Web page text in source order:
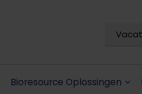
Bioresource Oplossingen